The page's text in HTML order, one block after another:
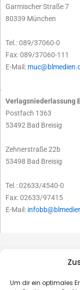
Um dir ein optimales
Garmischer Straße 7
80339 München
Tel.: 089/37060-0
Fax: 089/37060-111
E-Mail:
Verlagsniederlassung
Postfach 1363
53492 Bad Breisig
Zehnerstraße 22b
53498 Bad Breisig
Tel.: 02633/4540-0
Fax: 02633/97415
E-Mail: